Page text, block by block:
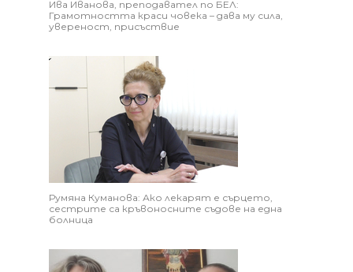
Ива Иванова, преподавател по БЕЛ:
Грамотността краси човека – дава му сила,
увереност, присъствие
Румяна Куманова: Ако лекарят е сърцето,
сестрите са кръвоносните съдове на една
болница